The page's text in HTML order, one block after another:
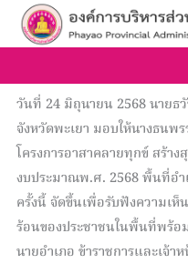
Skip
วันที่ 24 มิถุนายน 2568 นายธ
จังหวัดพะเยา มอบให้นางธนพ
โครงการอาสาคลายทุกข์ สร้าง
งบประมาณพ.ศ. 2568 พื้นที่อำ
ครั้งนี้ จัดขึ้นเพื่อรับฟังความเ
ร้อนของประชาชนในพื้นที่พร้
นายอำเภอ ข้าราชการและเจ้